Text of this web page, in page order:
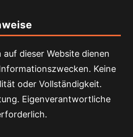
dieser Website dienen
Keine
oder Vollständigkeit.
Eigenverantwortliche